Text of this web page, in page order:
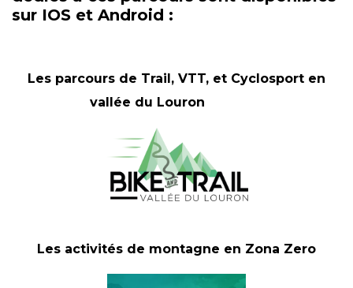
sur IOS et Android :
Les parcours de Trail, VTT, et Cyclosport en
vallée du Louron
Les activités de montagne en Zona Zero